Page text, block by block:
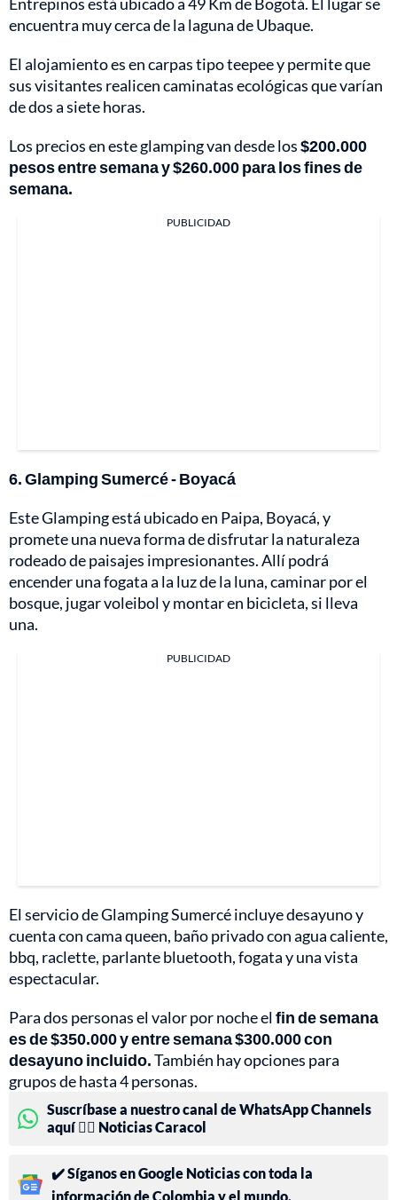
encuentra muy cerca de la laguna de Ubaque.
El alojamiento es en carpas tipo teepee y permite que
sus visitantes realicen caminatas ecológicas que varían
de dos a siete horas.
Los precios en este glamping van desde los$200.000
pesos entre semana y $260.000 para los fines de
semana.
PUBLICIDAD
6. Glamping Sumercé - Boyacá
Este Glamping está ubicado en Paipa, Boyacá, y
promete una nueva forma de disfrutar la naturaleza
rodeado de paisajes impresionantes. Allí podrá
encender una fogata a la luz de la luna, caminar por el
bosque, jugar voleibol y montar en bicicleta, si lleva
una.
PUBLICIDAD
El servicio de Glamping Sumercé incluye desayuno y
cuenta con cama queen, baño privado con agua caliente,
bbq, raclette, parlante bluetooth, fogata y una vista
espectacular.
Para dos personas el valor por noche elfin de semana
es de$350.000 y entre semana $300.000 con
desayuno incluido.También hay opciones para
grupos de hasta 4 personas.
Suscríbase a nuestro canal de WhatsApp Channels
aquí 👉🏻 Noticias Caracol
✔️ Síganos en Google Noticias con toda la
información de Colombia y el mundo.